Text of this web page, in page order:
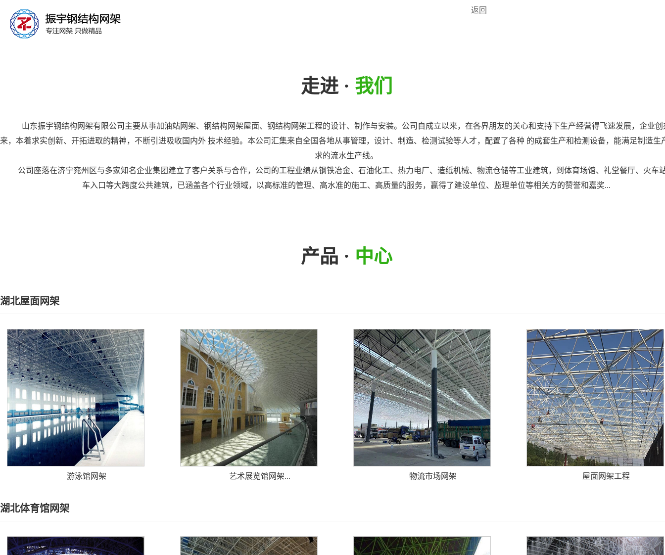
返回
走进 · 我们
山东振宇钢结构网架有限公司主要从事加油站网架、钢结构网架屋面、钢结构网架工程的设计、制作与安装。公司自成立以来，在各界朋友的关心和支持下生产经营得飞速发展，企业创
来，本着求实创新、开拓进取的精神，不断引进吸收国内外 技术经验。本公司汇集来自全国各地从事管理，设计、制造、检测试验等人才，配置了各种 的成套生产和检测设备，能满足制造生
求的流水生产线。
公司座落在济宁兖州区与多家知名企业集团建立了客户关系与合作，公司的工程业绩从钢铁冶金、石油化工、热力电厂、造纸机械、物流仓储等工业建筑，到体育场馆、礼堂餐厅、火车
车入口等大跨度公共建筑，已涵盖各个行业领域，以高标准的管理、高水准的施工、高质量的服务，赢得了建设单位、监理单位等相关方的赞誉和嘉奖...
产品 · 中心
湖北屋面网架
游泳馆网架 艺术展览馆网架... 物流市场网架 屋面网架工程
湖北体育馆网架